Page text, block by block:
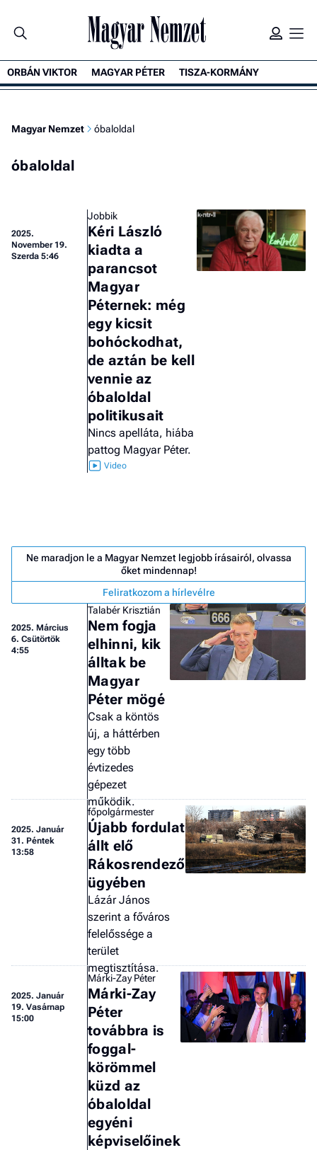
ORBÁN VIKTOR MAGYAR PÉTER TISZA-KORMÁNY
Magyar Nemzet óbaloldal
óbaloldal
2025.
November 19.
Szerda 5:46
Jobbik
Kéri László
kiadta a
parancsot
Magyar
Péternek: még
egy kicsit
bohóckodhat,
de aztán be kell
vennie az
óbaloldal
politikusait
Nincs apelláta, hiába
pattog Magyar Péter.
Ne maradjon le a Magyar Nemzet legjobb írásairól, olvassa
őket mindennap!
Feliratkozom a hírlevélre
2025. Március
6. Csütörtök
4:55
Talabér Krisztián
Nem fogja
elhinni, kik
álltak be
Magyar
Péter mögé
Csak a köntös
új, a háttérben
egy több
évtizedes
gépezet
működik.
2025. Január
31. Péntek
13:58
főpolgármester
Újabb fordulat
állt elő
Rákosrendező
ügyében
Lázár János
szerint a főváros
felelőssége a
terület
megtisztítása.
2025. Január
19. Vasárnap
15:00
Márki-Zay Péter
Márki-Zay
Péter
továbbra is
foggal-
körömmel
küzd az
óbaloldal
egyéni
képviselőinek